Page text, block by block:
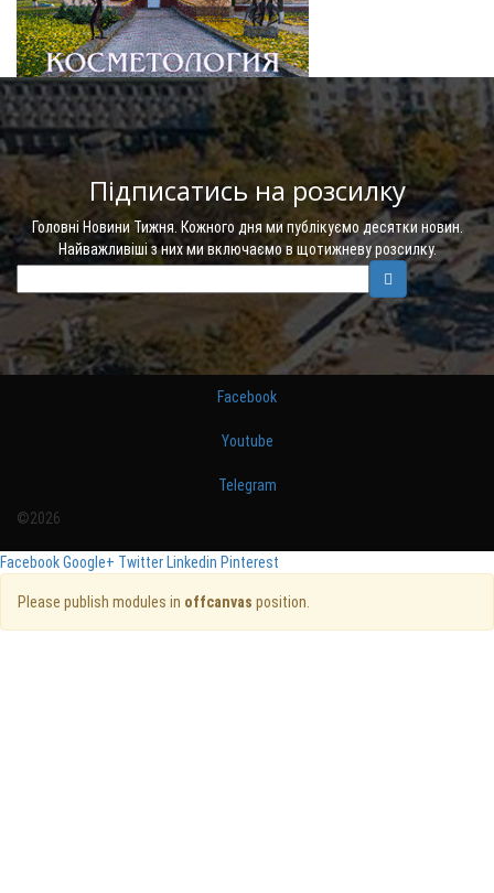
Підписатись на розсилку
Головні Новини Тижня. Кожного дня ми публікуємо десятки новин.
Найважливіші з них ми включаємо в щотижневу розсилку.
Facebook
Youtube
Telegram
©2026
FacebookGoogle+ Twitter Linkedin Pinterest
Please publish modules in offcanvas position.